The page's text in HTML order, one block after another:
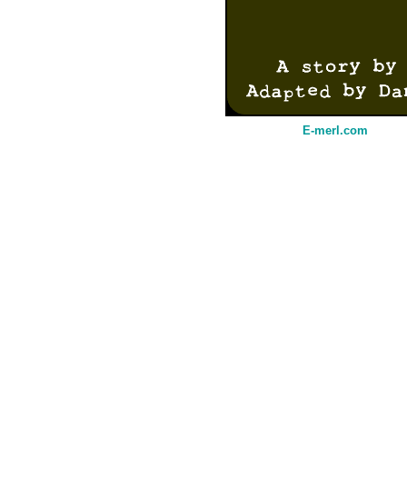
E-merl.com